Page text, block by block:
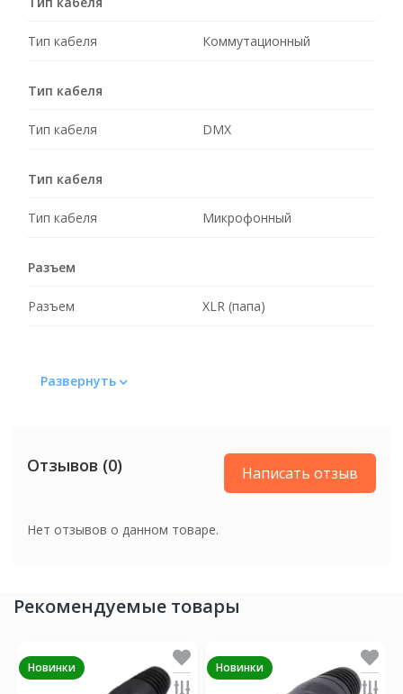
Тип кабеля Коммутационный
Тип кабеля
Тип кабеля DMX
Тип кабеля
Тип кабеля Микрофонный
Разъем
Разъем XLR (папа)
Развернуть
Отзывов (0) Написать отзыв
Нет отзывов о данном товаре.
Рекомендуемые товары
Новинки Новинки